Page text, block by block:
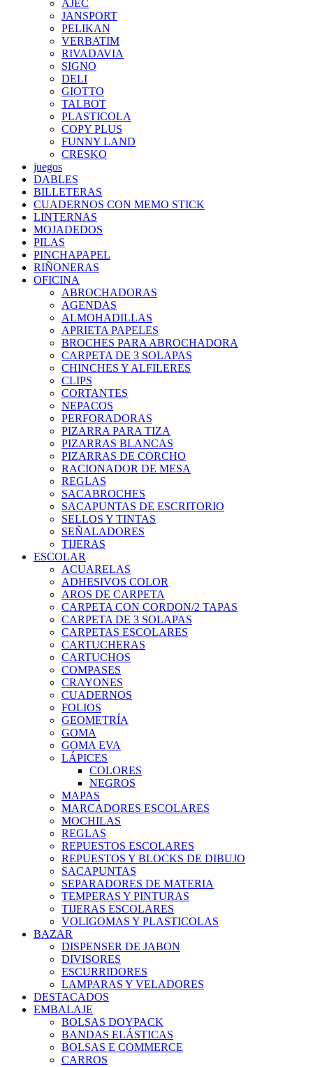
AJEC
JANSPORT
PELIKAN
VERBATIM
RIVADAVIA
SIGNO
DELI
GIOTTO
TALBOT
PLASTICOLA
COPY PLUS
FUNNY LAND
CRESKO
juegos
DABLES
BILLETERAS
CUADERNOS CON MEMO STICK
LINTERNAS
MOJADEDOS
PILAS
PINCHAPAPEL
RIÑONERAS
OFICINA
ABROCHADORAS
AGENDAS
ALMOHADILLAS
APRIETA PAPELES
BROCHES PARA ABROCHADORA
CARPETA DE 3 SOLAPAS
CHINCHES Y ALFILERES
CLIPS
CORTANTES
NEPACOS
PERFORADORAS
PIZARRA PARA TIZA
PIZARRAS BLANCAS
PIZARRAS DE CORCHO
RACIONADOR DE MESA
REGLAS
SACABROCHES
SACAPUNTAS DE ESCRITORIO
SELLOS Y TINTAS
SEÑALADORES
TIJERAS
ESCOLAR
ACUARELAS
ADHESIVOS COLOR
AROS DE CARPETA
CARPETA CON CORDON/2 TAPAS
CARPETA DE 3 SOLAPAS
CARPETAS ESCOLARES
CARTUCHERAS
CARTUCHOS
COMPASES
CRAYONES
CUADERNOS
FOLIOS
GEOMETRÍA
GOMA
GOMA EVA
LÁPICES
COLORES
NEGROS
MAPAS
MARCADORES ESCOLARES
MOCHILAS
REGLAS
REPUESTOS ESCOLARES
REPUESTOS Y BLOCKS DE DIBUJO
SACAPUNTAS
SEPARADORES DE MATERIA
TEMPERAS Y PINTURAS
TIJERAS ESCOLARES
VOLIGOMAS Y PLASTICOLAS
BAZAR
DISPENSER DE JABON
DIVISORES
ESCURRIDORES
LAMPARAS Y VELADORES
DESTACADOS
EMBALAJE
BOLSAS DOYPACK
BANDAS ELÁSTICAS
BOLSAS E COMMERCE
CARROS